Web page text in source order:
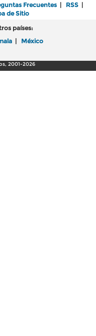
Frecuentes | RSS |
de Sitio
países:
| México
2001-2026